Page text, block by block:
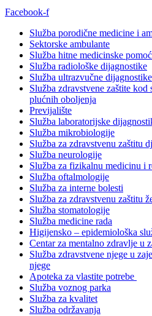
Facebook-f
Služba porodične medicine i
Sektorske ambulante
Služba hitne medicinske
Služba radiološke dijagnostike
Služba ultrazvučne dijagnostike
Služba zdravstvene zaštite
plućnih oboljenja
Previjalište
Služba laboratorijske
Služba mikrobiologije
Služba za zdravstvenu zaštitu
Služba neurologije
Služba za fizikalnu medicinu i
Služba oftalmologije
Služba za interne bolesti
Služba za zdravstvenu zaštitu
Služba stomatologije
Služba medicine rada
Higijensko – epidemiološka
Centar za mentalno zdravlje u
Služba zdravstvene njege u
njege
Apoteka za vlastite potrebe
Služba voznog parka
Služba za kvalitet
Služba održavanja